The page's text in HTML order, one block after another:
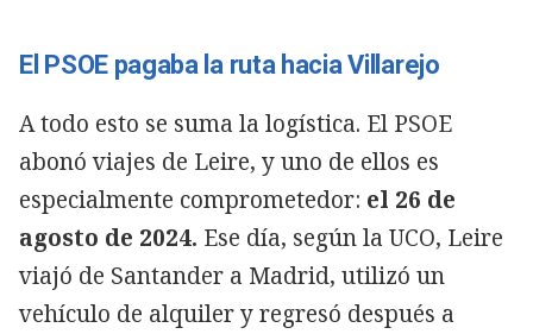
El PSOE pagaba la ruta hacia Villarejo
A todo esto se suma la logística. El PSOE
abonó viajes de Leire, y uno de ellos es
especialmente comprometedor: el 26 de
agosto de 2024. Ese día, según la UCO, Leire
viajó de Santander a Madrid, utilizó un
vehículo de alquiler y regresó después a